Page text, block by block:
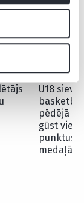
U18
pēdējā
gūst vien
punktus